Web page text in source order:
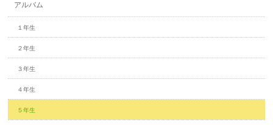
アルバム
１年生
２年生
３年生
４年生
５年生